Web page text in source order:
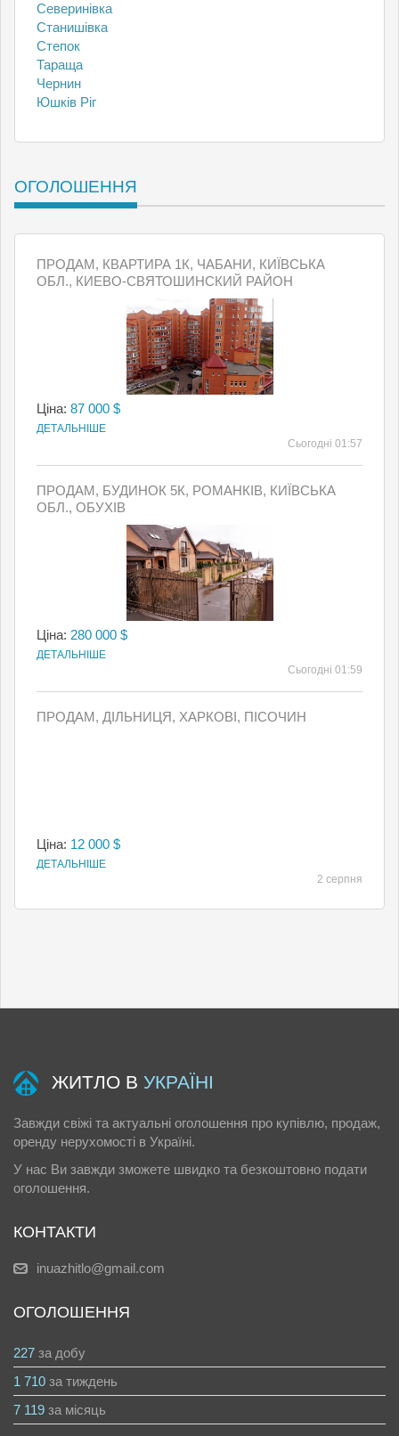
Северинівка
Станишівка
Степок
Тараща
Чернин
Юшків Ріг
ОГОЛОШЕННЯ
ПРОДАМ, КВАРТИРА 1К, ЧАБАНИ, КИЇВСЬКА
ОБЛ., КИЕВО-СВЯТОШИНСКИЙ РАЙОН
Ціна: 87 000 $
ДЕТАЛЬНІШЕ
Сьогодні 01:57
ПРОДАМ, БУДИНОК 5К, РОМАНКІВ, КИЇВСЬКА
ОБЛ., ОБУХІВ
Ціна: 280 000 $
ДЕТАЛЬНІШЕ
Сьогодні 01:59
ПРОДАМ, ДІЛЬНИЦЯ, ХАРКОВІ, ПІСОЧИН
Ціна: 12 000 $
ДЕТАЛЬНІШЕ
2 серпня
ЖИТЛО В УКРАЇНІ
Завжди свіжі та актуальні оголошення про купівлю, продаж,
оренду нерухомості в Україні.
У нас Ви завжди зможете швидко та безкоштовно подати
оголошення.
КОНТАКТИ
inuazhitlo@gmail.com
ОГОЛОШЕННЯ
227 за добу
1 710 за тиждень
7 119 за місяць